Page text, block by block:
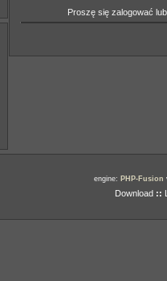
Proszę się zalogować
engine: PHP-Fusion
Download ::